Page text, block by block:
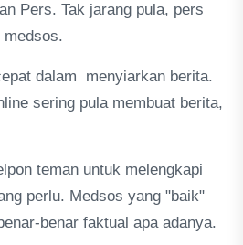
Pers. Tak jarang pula, pers
medsos.
dalam menyiarkan berita.
sering pula membuat berita,
teman untuk melengkapi
perlu. Medsos yang "baik"
benar faktual apa adanya.